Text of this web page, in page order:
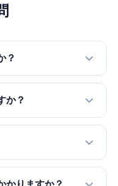
？
イトはすべて検証済
いはPayPal、銀行振
か？
ティブな参加者は、月
的な調査では、1回の
大化するのがコツで
されているすべての
ケートに参加するた